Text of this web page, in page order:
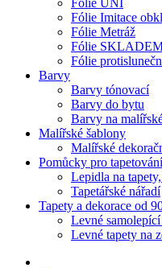
Fólie Imitace
Fólie Metráž
Fólie
Fólie
Barvy
Barvy tónovací
Barvy do bytu
Barvy na
Malířské šablony
Malířské
Pomůcky pro tapetování
Lepidla na
Tapetářské nářadí
Tapety a dekorace od
Levné
Levné tapety na